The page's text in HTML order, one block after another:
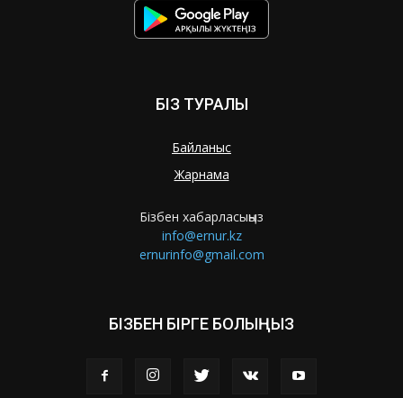
БІЗ ТУРАЛЫ
Байланыс
Жарнама
Бізбен хабарласыңыз
info@ernur.kz
ernurinfo@gmail.com
БІЗБЕН БІРГЕ БОЛЫҢЫЗ